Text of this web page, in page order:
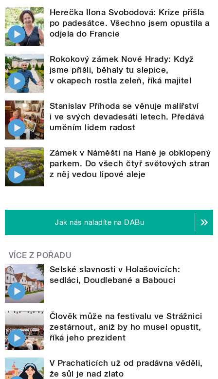
Herečka Ilona Svobodová: Krize přišla
po padesátce. Všechno jsem opustila a
odjela do Francie
Rokokový zámek Nové Hrady: Když
jsme přišli, běhaly tu slepice,
v okapech rostla zeleň, říká majitel
Stanislav Příhoda se věnuje malířství
i ve svých devadesáti letech. Předává
uměním lidem radost
Zámek v Náměšti na Hané je obklopený
parkem. Do všech čtyř světových stran
z něj vedou lipové aleje
Jak nás naladíte na DABu
VÍCE Z POŘADU
Selské slavnosti v Holašovicích:
sedláci, Doudlebané a Babouci
Člověk může na festivalu ve Strážnici
zestárnout, aniž by ho musel opustit,
říká jeho prezident
V Prachaticích už od pradávna věděli,
že sůl je nad zlato